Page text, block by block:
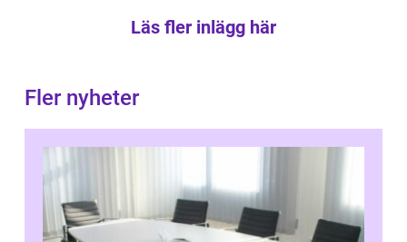
Läs fler inlägg här
Fler nyheter